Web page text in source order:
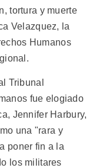
tortura y muerte
Velazquez, la
Humanos
Tribunal
fue elogiado
Jennifer Harbury,
una "rara y
poner fin a la
los militares